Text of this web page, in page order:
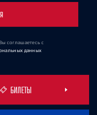
соглашаетесь с
данных
БИЛЕТЫ